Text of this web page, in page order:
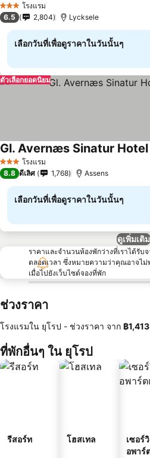
3 ดาว โรงแรม
6.5 2,804 Lycksele
เลือกวันที่เพื่อดูราคาในวันนั้นๆ
ตัวเลือกยอดนิยม
3 ดาว โรงแรม
Gl. Avernæs Sinatur
8.8 ดีเลิศ 1,768 Assens
เลือกวันที่เพื่อดูราคาในวันนั้นๆ
ดูเพิ่มเติม
ราคาและจำนวนห้องพักว่างที่เราได้รับ
ตลอดเวลา ซึ่งหมายความว่าคุณอาจไ
เมื่อไปยังเว็บไซต์จองที่พัก
ช่วงราคา
โรงแรมใน ยุโรป - ช่วงราคา จาก ‎฿1,413
ที่พักอื่นๆ ใน ยุโรป
รีสอร์ท โฮสเทล
เซอร์
อพาร์